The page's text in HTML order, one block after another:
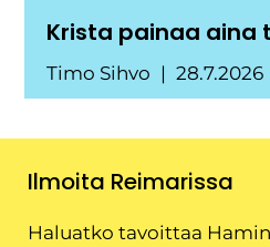
Krista painaa aina
Timo Sihvo 28.7.2026
Ilmoita Reimarissa
Haluatko tavoittaa